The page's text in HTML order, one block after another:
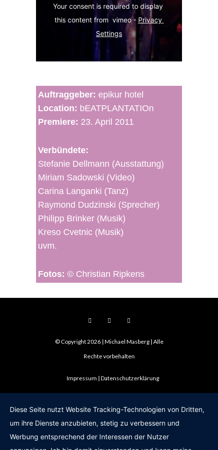
Your consent is required to display
this content from  vimeo - Privacy
Settings
Auftraggeber: epikur hotel
Location: bEATPLANTATIOn
Premiere: 23. April 2011
Verbündete:
Stefanie Dellmann (Ausstattung)
Miriam Sadowski (Video)
Carina Langanki (Tanz)
Raymond Dudzinski (Sprecher)
Philipp Brinker (Musik)
Kreso Cvetnic (Musik)
uvm.
Fotos: © Christian Ripkens
© Copyright 2026 | Michael Masberg | Alle
Rechte vorbehalten
Impressum Datenschutzerklärung
Diese Seite nutzt Website Tracking-Technologien von Dritten,
um ihre Dienste anzubieten, stetig zu verbessern und
Werbung entsprechend der Interessen der Nutzer